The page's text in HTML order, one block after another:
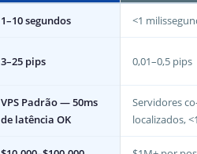
1–10 segundos <1
3–25 pips 0,01–0,5 pips
VPS Padrão — 50ms
de latência OK
Servidores
localizados,